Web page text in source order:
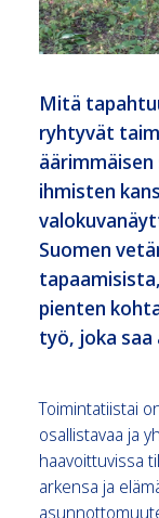
Mitä
ryhtyvät
ihmisten
Suomen
pienten
työ, joka saa
Toimintatiistai
osallistavaa ja
haavoittuvissa
arkensa ja